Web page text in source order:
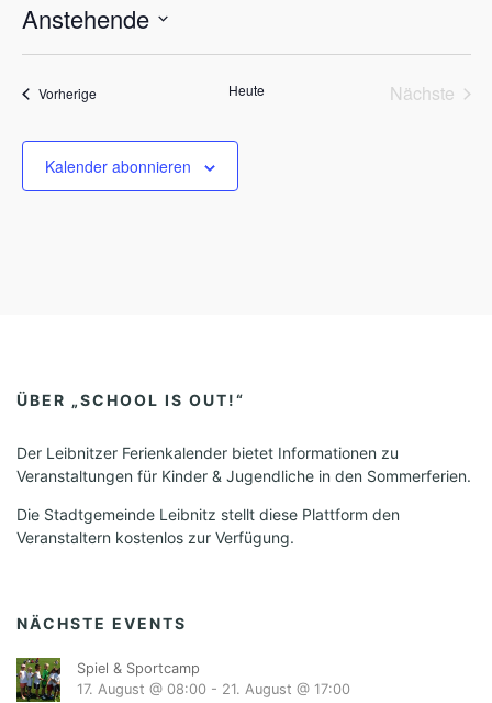
w
e
i
Anstehende
t
m
ä
VorherigeVeranstaltungen Heute
Nächste
Kalender abonnieren
ÜBER „SCHOOL IS OUT!“
Der Leibnitzer Ferienkalender bietet Informationen zu
Veranstaltungen für Kinder & Jugendliche in den Sommerferien.
Die Stadtgemeinde Leibnitz stellt diese Plattform den
Veranstaltern kostenlos zur Verfügung.
NÄCHSTE EVENTS
Spiel & Sportcamp
17. August @ 08:00 - 21. August @ 17:00